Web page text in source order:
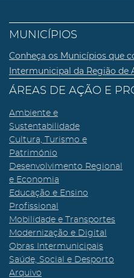
MUNICÍPIOS
Conheça os Municípios que
Intermunicipal da Região de
ÁREAS DE AÇÃO E
Ambiente e
Sustentabilidade
Cultura, Turismo e
Património
Desenvolvimento Regional
e Economia
Educação e Ensino
Profissional
Mobilidade e Transportes
Modernização e Digital
Obras Intermunicipais
Saúde, Social e Desporto
Arquivo